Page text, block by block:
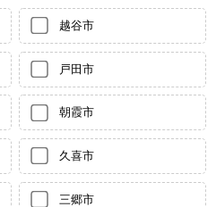
越谷市
戸田市
朝霞市
久喜市
三郷市